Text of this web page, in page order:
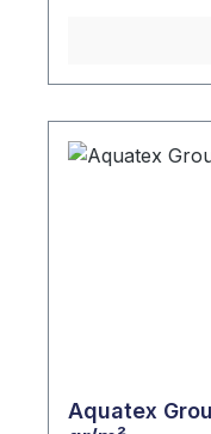
Aquatex